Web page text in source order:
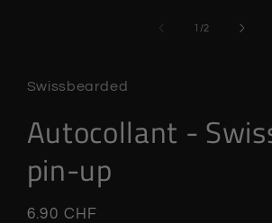
fenêtre
modale
1 /de
2
Swissbearded
Autocollant -
pin-up
Prix
6.90 CHF